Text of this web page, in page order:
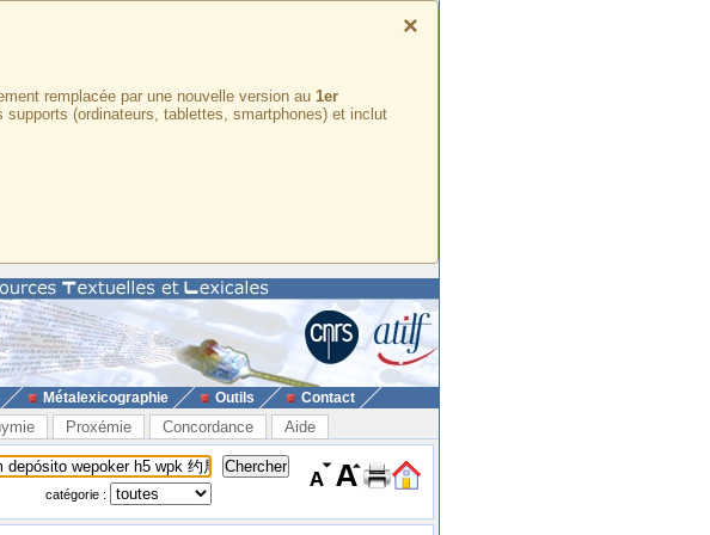
×
remplacée par une nouvelle version au 1er
(ordinateurs, tablettes, smartphones) et inclut
Métalexicographie Outils Contact
Proxémie Concordance Aide
catégorie :